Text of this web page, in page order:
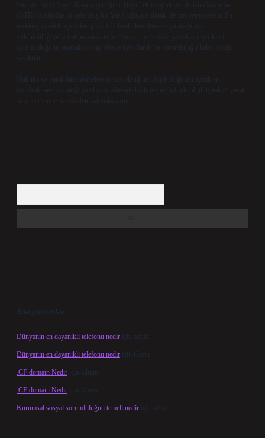
Sitemiz, 5651 Sayılı Kanun gereğince Bilgi Teknolojileri ve İletişim Kurumu
(BTK) tarafından onaylanmış bir Yer Sağlayıcı olarak hizmet vermektedir. Bu
nedenle, sitedeki içerikleri proaktif olarak denetleme veya araştırma
yükümlülüğümüz bulunmamaktadır. Ancak, üyelerimiz yazdıkları içeriklerin
sorumluluğunu taşımakta olup, siteye üye olarak bu sorumluluğu kabul etmiş
sayılırlar.
Hukuka ve yasal düzenlemelere aykırı olduğunu düşündüğünüz içerikleri,
backlinkpanelicomtr@gmail.com adresine bildirmeniz halinde, ilgili içerikler yasal
süre içerisinde sitemizden kaldırılacaktır.
Son yorumlar
Dünyanin en dayanikli telefonu nedir için admin
Dünyanin en dayanikli telefonu nedir için Cesur
.CF domain Nedir için admin
.CF domain Nedir için Merve
Kurumsal sosyal sorumluluğun temeli nedir için admin